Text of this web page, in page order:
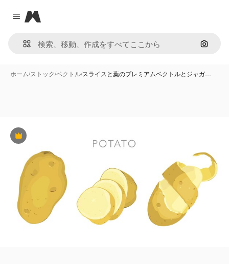
Close menu
Magnific
画像で
ホーム/ストック/ベクトル/スライスと葉のプレミアムベクトルとジャガ…
Premium